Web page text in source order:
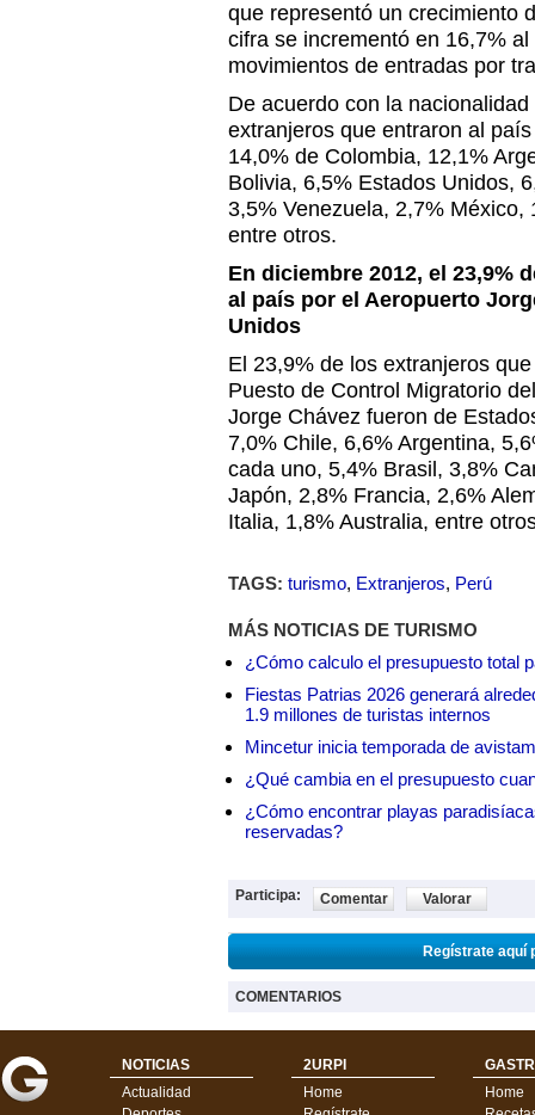
que representó un crecimiento
cifra se incrementó en 16,7%
movimientos de entradas por
De acuerdo con la
extranjeros que entraron al
14,0% de Colombia, 12,1%
Bolivia, 6,5% Estados Unidos,
3,5% Venezuela, 2,7%
entre otros.
En diciembre 2012, el 23,9%
al país por el Aeropuerto
Unidos
El 23,9% de los extranjeros
Puesto de Control Migratorio
Jorge Chávez fueron de
7,0% Chile, 6,6% Argentina,
cada uno, 5,4% Brasil, 3,8%
Japón, 2,8% Francia, 2,6%
Italia, 1,8% Australia, entre
TAGS: turismo, Extranjeros, Perú
MÁS NOTICIAS DE TURISMO
¿Cómo calculo el presupuesto total
Fiestas Patrias 2026 generará
1.9 millones de turistas internos
Mincetur inicia temporada de
¿Qué cambia en el presupuesto
¿Cómo encontrar playas
reservadas?
Participa: Comentar Valorar
Regístrate aquí
COMENTARIOS
NOTICIAS
Actualidad
2URPI
Home
Home